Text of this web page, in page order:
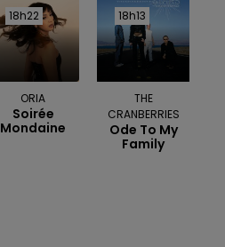
18h22
18h22
ORIA
Soirée
Mondaine
18h13
18h13
THE
CRANBERRIES
Ode To My
Family